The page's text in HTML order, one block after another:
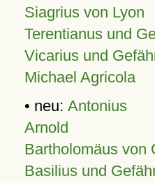
Siagrius von Lyon
Terentianus und
Vicarius und
Michael Agricola
• neu: Antonius
Arnold
Bartholomäus von
Basilius und